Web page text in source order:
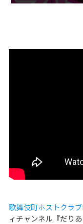
歌舞伎町ホストクラ
ィチャンネル『だりあ